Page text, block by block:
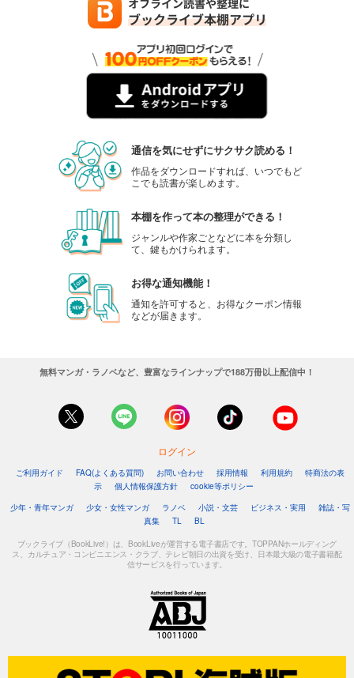
通信を気にせずにサクサク読める！
作品をダウンロードすれば、いつでもど
こでも読書が楽しめます。
本棚を作って本の整理ができる！
ジャンルや作家ごとなどに本を分類し
て、鍵もかけられます。
お得な通知機能！
通知を許可すると、お得なクーポン情報
などが届きます。
無料マンガ・ラノベなど、豊富なラインナップで188万冊以上配信中！
ログイン
ご利用ガイド FAQ(よくある質問) お問い合わせ 採用情報 利用規約
特商法の表
示
個人情報保護方針
cookie等ポリシー
少年・青年マンガ
少女・女性マンガ ラノベ 小説・文芸 ビジネス・実用
雑誌・写
真集
TL BL
ブックライブ（BookLive!）は、BookLiveが運営する電子書店です。TOPPANホールディング
ス、カルチュア・コンビニエンス・クラブ、テレビ朝日の出資を受け、日本最大級の電子書籍配
信サービスを行っています。